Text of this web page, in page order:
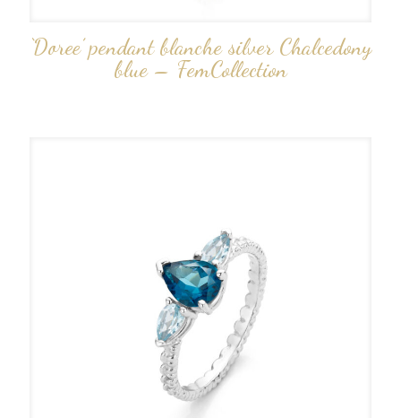
‘Doree’ pendant blanche silver Chalcedony
blue – FemCollection